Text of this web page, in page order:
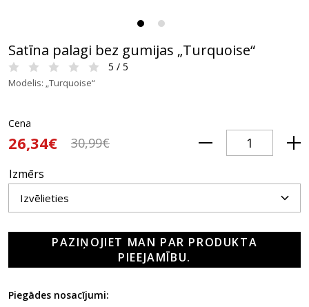
Satīna palagi bez gumijas „Turquoise“
5 / 5
Modelis: „Turquoise“
Cena
26,34€ 30,99€
Izmērs
PAZIŅOJIET MAN PAR PRODUKTA
PIEEJAMĪBU.
Piegādes nosacījumi: